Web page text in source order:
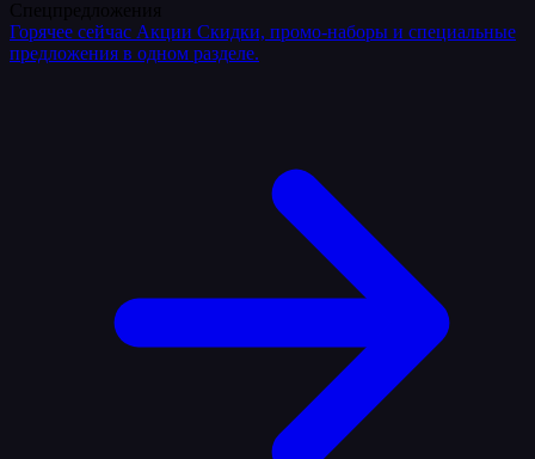
Горячее сейчас Акции Скидки, промо-наборы и специальные
предложения в одном разделе.